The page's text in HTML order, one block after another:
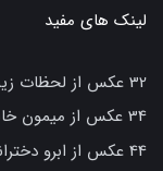
لینک های مفید
32 عکس از لحظات زیبا برای پروفایل شما
34 عکس از میمون خانگی خوشگل برای عاشقان حیوانات
44 عکس از ابرو دخترانه اسپرت برای زیبایی و جذابیت بیشتر